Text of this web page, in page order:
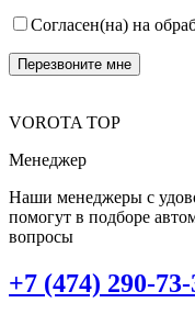
Согласен(на) на
VOROTA TOP
Менеджер
Наши менеджеры с
помогут в подборе
вопросы
+7 (474) 290-